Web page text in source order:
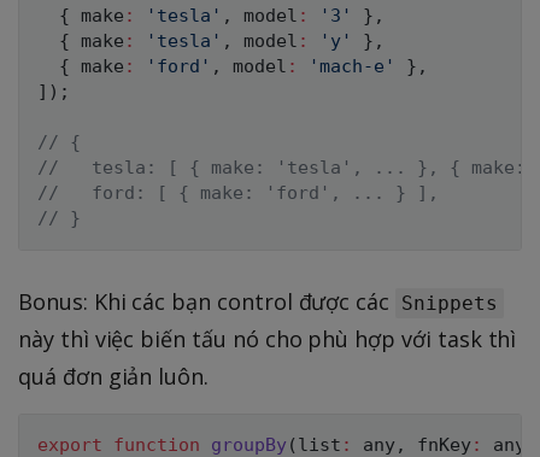
{ make : 'tesla' , model : '3' } ,
{ make : 'tesla' , model : 'y' } ,
{ make : 'ford' , model : 'mach-e' } ,
] ) ;
// {
//   tesla: [ { make: 'tesla', ... }, {
//   ford: [ { make: 'ford', ... } ],
// }
Bonus: Khi các bạn control được các Snippets
này thì việc biến tấu nó cho phù hợp với task thì
quá đơn giản luôn.
export function groupBy ( list : any, fnKey: any